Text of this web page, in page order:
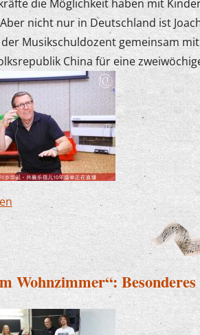
die Möglichkeit haben mit
nicht nur in Deutschland ist
Musikschuldozent gemeinsam
China für eine
über Herz öffnen statt Kopf
Wohnzimmer“: